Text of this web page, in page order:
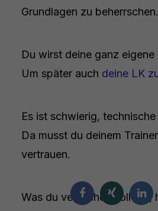
Grundlagen zu beherrschen.
Du wirst deine ganz
Um später auch deine LK
Es ist schwierig,
Da musst du deinem
vertrauen.
Was du versuchen solltest,